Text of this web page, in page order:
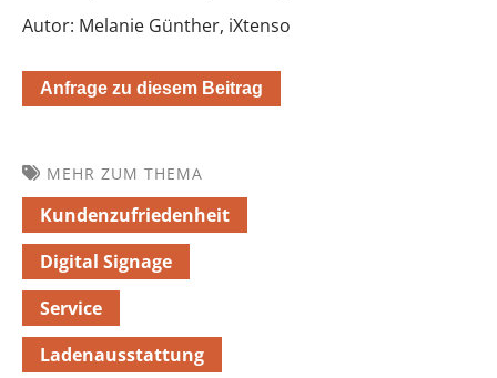
Autor: Melanie Günther, iXtenso
Anfrage zu diesem Beitrag
MEHR ZUM THEMA
Kundenzufriedenheit
Digital Signage
Service
Ladenausstattung